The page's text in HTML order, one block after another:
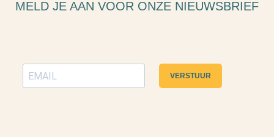
MELD JE AAN VOOR ONZE NIEUWSBRIEF
VERSTUUR